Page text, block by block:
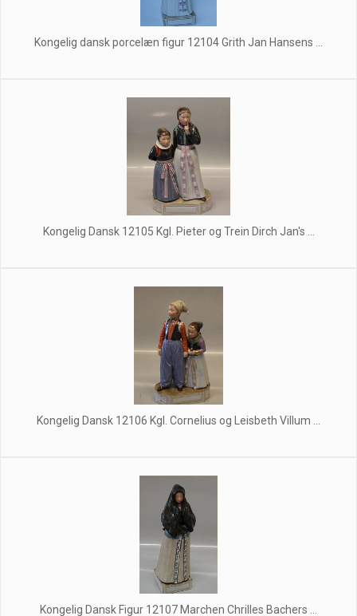
Kongelig dansk porcelæn figur 12104 Grith Jan Hansens ...
Kongelig Dansk 12105 Kgl. Pieter og Trein Dirch Jan's ...
Kongelig Dansk 12106 Kgl. Cornelius og Leisbeth Villum ...
Kongelig Dansk Figur 12107 Marchen Chrilles Bachers ...